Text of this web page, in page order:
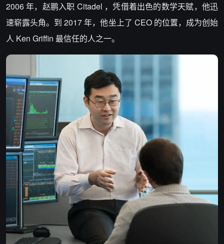
2006 年，赵鹏入职 Citadel ，凭借着出色的数学天赋，他迅
速崭露头角。到 2017 年，他坐上了 CEO 的位置，成为创始
人 Ken Griffin 最信任的人之一。